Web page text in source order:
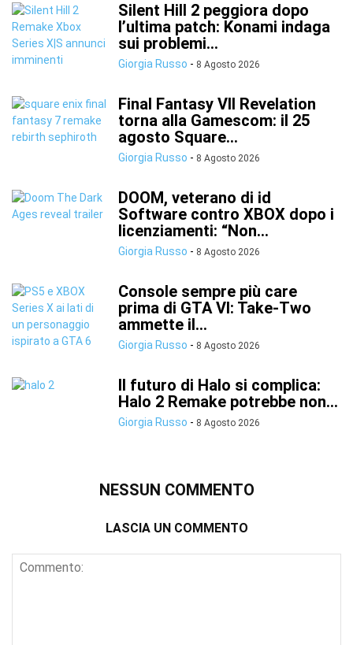
Silent Hill 2 peggiora dopo
l’ultima patch: Konami indaga
sui problemi...
Giorgia Russo - 8 Agosto 2026
Final Fantasy VII Revelation
torna alla Gamescom: il 25
agosto Square...
Giorgia Russo - 8 Agosto 2026
DOOM, veterano di id
Software contro XBOX dopo i
licenziamenti: “Non...
Giorgia Russo - 8 Agosto 2026
Console sempre più care
prima di GTA VI: Take-Two
ammette il...
Giorgia Russo - 8 Agosto 2026
Il futuro di Halo si complica:
Halo 2 Remake potrebbe non...
Giorgia Russo - 8 Agosto 2026
NESSUN COMMENTO
LASCIA UN COMMENTO